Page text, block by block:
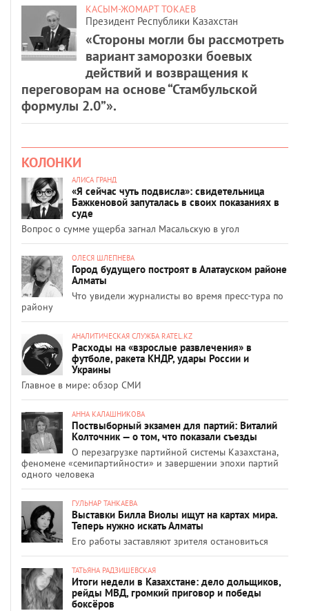
КАСЫМ-ЖОМАРТ ТОКАЕВ
Президент Республики Казахстан
«Стороны могли бы рассмотреть
вариант заморозки боевых
действий и возвращения к
переговорам на основе “Стамбульской
формулы 2.0”».
КОЛОНКИ
АЛИСА ГРАНД
«Я сейчас чуть подвисла»: свидетельница
Бажкеновой запуталась в своих показаниях в
суде
Вопрос о сумме ущерба загнал Масальскую в угол
ОЛЕСЯ ШЛЕПНЕВА
Город будущего построят в Алатауском районе
Алматы
Что увидели журналисты во время пресс-тура по
району
АНАЛИТИЧЕСКАЯ СЛУЖБА RATEL.KZ
Расходы на «взрослые развлечения» в
футболе, ракета КНДР, удары России и
Украины
Главное в мире: обзор СМИ
АННА КАЛАШНИКОВА
Поствыборный экзамен для партий: Виталий
Колточник — о том, что показали съезды
О перезагрузке партийной системы Казахстана,
феномене «семипартийности» и завершении эпохи партий
одного человека
ГУЛЬНАР ТАНКАЕВА
Выставки Билла Виолы ищут на картах мира.
Теперь нужно искать Алматы
Его работы заставляют зрителя остановиться
ТАТЬЯНА РАДЗИШЕВСКАЯ
Итоги недели в Казахстане: дело дольщиков,
рейды МВД, громкий приговор и победы
боксёров